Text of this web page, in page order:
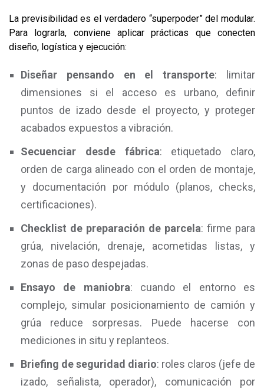
La previsibilidad es el verdadero “superpoder” del modular.
Para lograrla, conviene aplicar prácticas que conecten
diseño, logística y ejecución:
Diseñar pensando en el transporte: limitar
dimensiones si el acceso es urbano, definir
puntos de izado desde el proyecto, y proteger
acabados expuestos a vibración.
Secuenciar desde fábrica: etiquetado claro,
orden de carga alineado con el orden de montaje,
y documentación por módulo (planos, checks,
certificaciones).
Checklist de preparación de parcela: firme para
grúa, nivelación, drenaje, acometidas listas, y
zonas de paso despejadas.
Ensayo de maniobra: cuando el entorno es
complejo, simular posicionamiento de camión y
grúa reduce sorpresas. Puede hacerse con
mediciones in situ y replanteos.
Briefing de seguridad diario: roles claros (jefe de
izado, señalista, operador), comunicación por